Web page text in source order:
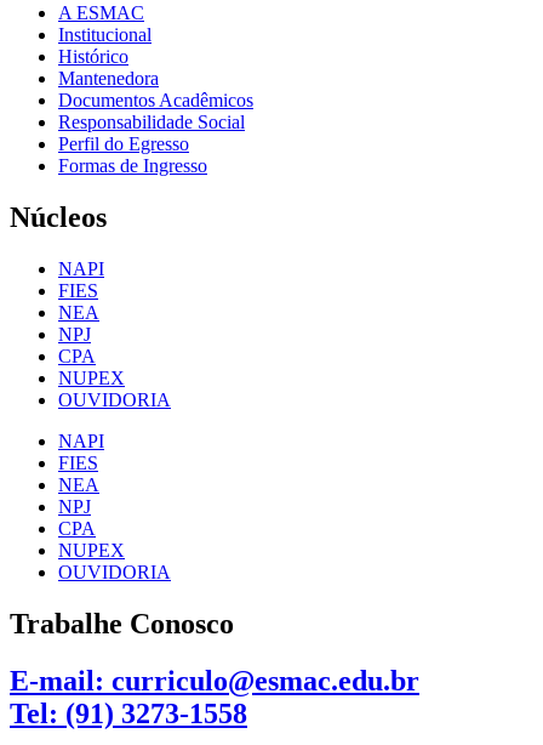
A ESMAC
Institucional
Histórico
Mantenedora
Documentos Acadêmicos
Responsabilidade Social
Perfil do Egresso
Formas de Ingresso
Núcleos
NAPI
FIES
NEA
NPJ
CPA
NUPEX
OUVIDORIA
NAPI
FIES
NEA
NPJ
CPA
NUPEX
OUVIDORIA
Trabalhe Conosco
E-mail: curriculo@esmac.edu.br
Tel: (91) 3273-1558​